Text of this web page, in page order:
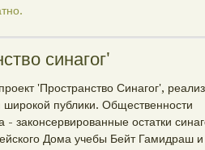
синагог'
'Пространство Синагог',
широкой публики. Общественности
- законсервированные остатки
Дома учебы Бейт Гамидраш и